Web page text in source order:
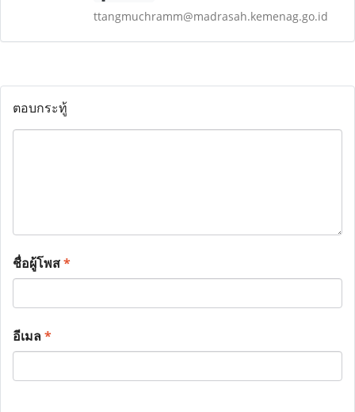
ttangmuchramm@madrasah.kemenag.go.id
ตอบกระทู้
ชื่อผู้โพส*
อีเมล*